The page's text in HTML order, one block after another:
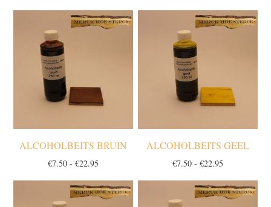
tot
€22.95
ALCOHOLBEITS BRUIN
€7.50 - €22.95Prijsklasse:
tot
ALCOHOLBEITS GEEL
€7.50 - €22.95Prijsklasse:
tot